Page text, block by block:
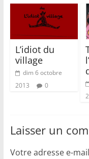
L’idiot du
village
dim 6 octobre
2013
0
Laisser un
Votre adresse e-